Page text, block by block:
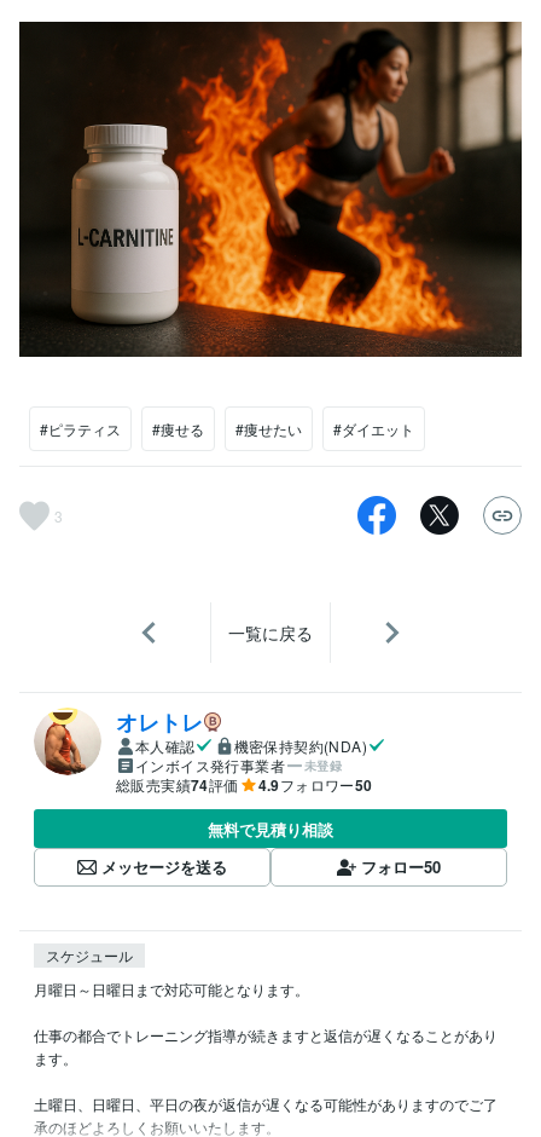
#ピラティス #痩せる #痩せたい #ダイエット
3
一覧に戻る
オレトレ
本人確認
機密保持契約(NDA)
インボイス発行事業者
未登録
総販売実績74評価 4.9フォロワー50
無料で見積り相談
メッセージを送る
フォロー50
スケジュール
月曜日～日曜日まで対応可能となります。
仕事の都合でトレーニング指導が続きますと返信が遅くなることがあり
ます。
土曜日、日曜日、平日の夜が返信が遅くなる可能性がありますのでご了
承のほどよろしくお願いいたします。